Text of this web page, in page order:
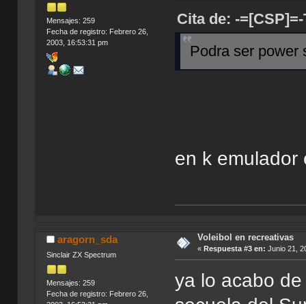
Mensajes: 259
Fecha de registro: Febrero 26,
2003, 16:53:31 pm
Cita de: -
Podra ser power
en k
aragorn_sda
Sinclair ZX Spectrum
Mensajes: 259
Fecha de registro: Febrero 26,
Voleibol en recreativas
« Respuesta #3 en: Junio 21,
ya lo acabo